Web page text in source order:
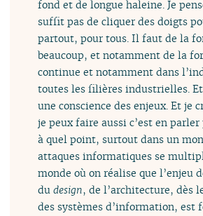
fond et de longue haleine. Je
suffit pas de cliquer des doigts
partout, pour tous. Il faut de la
beaucoup, et notamment de la
continue et notamment dans
toutes les filières industrielles.
une conscience des enjeux. Et je
je peux faire aussi c’est en
à quel point, surtout dans un
attaques informatiques se
monde où on réalise que l’enjeu
dudesign, de l’architecture, dès
des systèmes d’information, est